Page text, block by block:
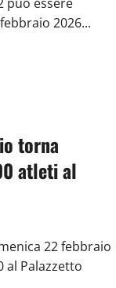
2026...
torna
atleti al
22 febbraio
al Palazzetto